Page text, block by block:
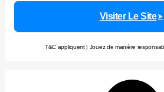
Visiter Le Site
T&C appliquent | Jouez de manière